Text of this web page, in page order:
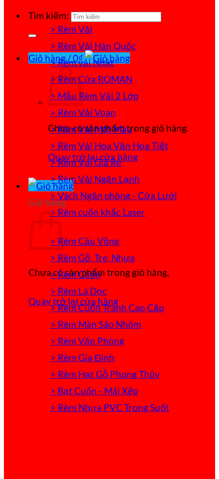
Tìm kiếm:
Giỏ hàng /0₫
Chưa có sản phẩm trong giỏ hàng.
Quay trở lại cửa hàng
Giỏ hàng
Chưa có sản phẩm trong giỏ hàng.
Quay trở lại cửa hàng
> Rèm Vải
> Rèm Vải Hàn Quốc
> Rèm vải Nhật
> Rèm Cửa ROMAN
> Mẫu Rèm Vải 2 Lớp
> Rèm Vải Voan
> Rèm Vải Một Màu
> Rèm Vải Hoa Văn Họa Tiết
> Rèm Vải Giá Rẻ
> Rèm Vải Ngăn Lạnh
> Vách Ngăn phòng - Cửa Lưới
> Rèm cuốn khắc Laser
> Rèm Cầu Vồng
> Rèm Gỗ, Tre, Nhựa
> Rèm Cuốn
> Rèm Lá Dọc
> Rèm Cuốn Tranh Cao Cấp
> Rèm Màn Sáo Nhôm
> Rèm Văn Phòng
> Rèm Gia Đình
> Rèm Hạt Gỗ Phong Thủy
> Bạt Cuốn - Mái Xếp
> Rèm Nhựa PVC Trong Suốt